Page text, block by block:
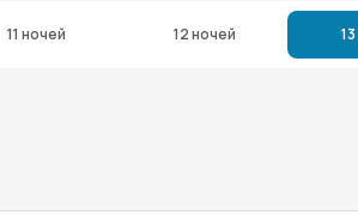
11 ночей 12 ночей